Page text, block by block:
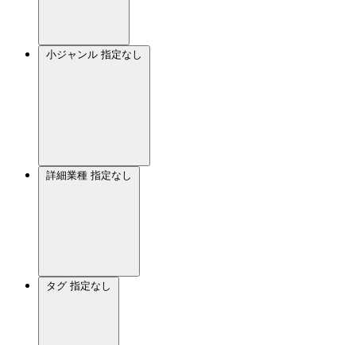
小ジャンル 指定なし
詳細業種 指定なし
タグ 指定なし